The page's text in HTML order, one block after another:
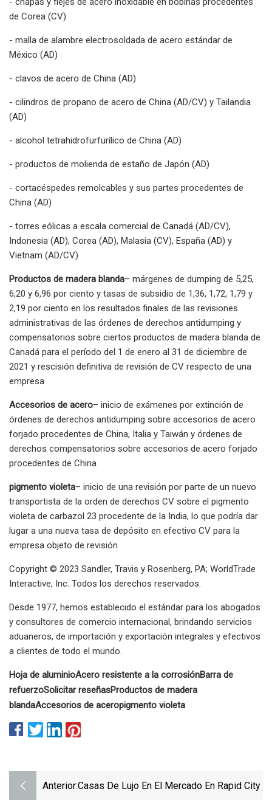
de Corea (CV)
- malla de alambre electrosoldada de acero estándar de
México (AD)
- clavos de acero de China (AD)
- cilindros de propano de acero de China (AD/CV) y Tailandia
(AD)
- alcohol tetrahidrofurfurílico de China (AD)
- productos de molienda de estaño de Japón (AD)
- cortacéspedes remolcables y sus partes procedentes de
China (AD)
- torres eólicas a escala comercial de Canadá (AD/CV),
Indonesia (AD), Corea (AD), Malasia (CV), España (AD) y
Vietnam (AD/CV)
Productos de madera blanda– márgenes de dumping de 5,25,
6,20 y 6,96 por ciento y tasas de subsidio de 1,36, 1,72, 1,79 y
2,19 por ciento en los resultados finales de las revisiones
administrativas de las órdenes de derechos antidumping y
compensatorios sobre ciertos productos de madera blanda de
Canadá para el período del 1 de enero al 31 de diciembre de
2021 y rescisión definitiva de revisión de CV respecto de una
empresa
Accesorios de acero– inicio de exámenes por extinción de
órdenes de derechos antidumping sobre accesorios de acero
forjado procedentes de China, Italia y Taiwán y órdenes de
derechos compensatorios sobre accesorios de acero forjado
procedentes de China
pigmento violeta– inicio de una revisión por parte de un nuevo
transportista de la orden de derechos CV sobre el pigmento
violeta de carbazol 23 procedente de la India, lo que podría dar
lugar a una nueva tasa de depósito en efectivo CV para la
empresa objeto de revisión
Copyright © 2023 Sandler, Travis y Rosenberg, PA; WorldTrade
Interactive, Inc. Todos los derechos reservados.
Desde 1977, hemos establecido el estándar para los abogados
y consultores de comercio internacional, brindando servicios
aduaneros, de importación y exportación integrales y efectivos
a clientes de todo el mundo.
Hoja de aluminioAcero resistente a la corrosiónBarra de
refuerzoSolicitar reseñasProductos de madera
blandaAccesorios de aceropigmento violeta
Anterior:Casas De Lujo En El Mercado En Rapid City